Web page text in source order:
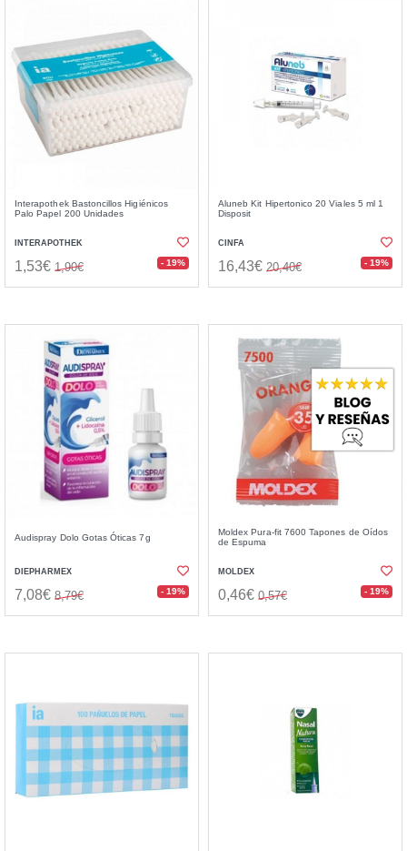
Interapothek Bastoncillos Higiénicos
Palo Papel 200 Unidades
INTERAPOTHEK
1,53€ 1,90€ - 19%
Aluneb Kit Hipertonico 20 Viales 5 ml 1
Disposit
CINFA
16,43€ 20,40€ - 19%
Audispray Dolo Gotas Óticas 7g
DIEPHARMEX
7,08€ 8,79€ - 19%
Moldex Pura-fit 7600 Tapones de Oídos
de Espuma
MOLDEX
0,46€ 0,57€ - 19%